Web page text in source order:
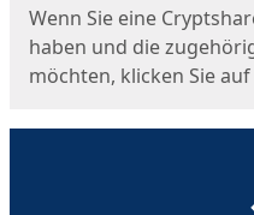
Wenn Sie eine
haben und die
möchten, klicken Sie